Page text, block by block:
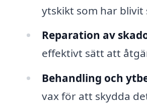
ytskikt som har blivit
Reparation av
effektivt sätt att
Behandling och
vax för att skydda